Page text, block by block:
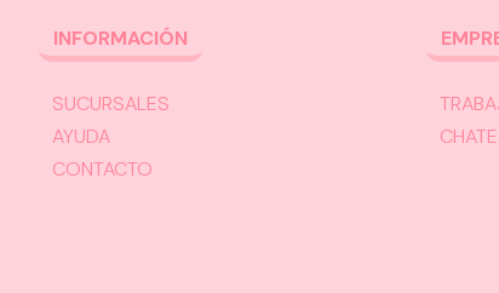
INFORMACIÓN
SUCURSALES
AYUDA
CONTACTO